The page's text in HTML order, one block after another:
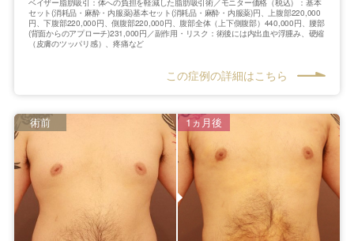
ベイザー脂肪吸引：体への負担を軽減した脂肪吸引術／モニター価格（税込）：基本
セット(消耗品・麻酔・内服薬)基本セット(消耗品・麻酔・内服薬)円、上腹部220,000
円、下腹部220,000円、側腹部220,000円、腹部全体（上下側腹部）440,000円、腰部
(背面からのアプローチ)231,000円／副作用・リスク：術後には内出血や浮腫み、硬縮
（皮膚のツッパリ感）、疼痛など
この症例の詳細はこちら
術前 1ヵ月後